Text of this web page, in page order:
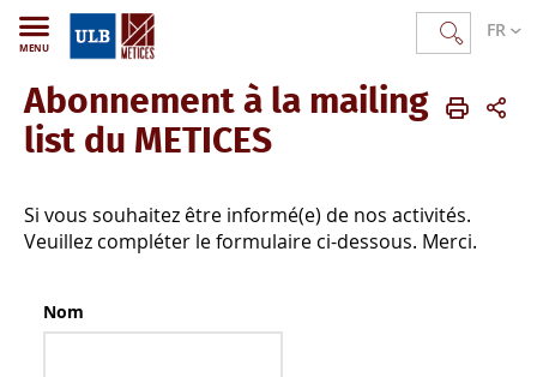
FR
MENU
METICES FR Actualités Mailing liste
Abonnement à la mailing
list du METICES
Si vous souhaitez être informé(e) de nos activités.
Veuillez compléter le formulaire ci-dessous. Merci.
Nom